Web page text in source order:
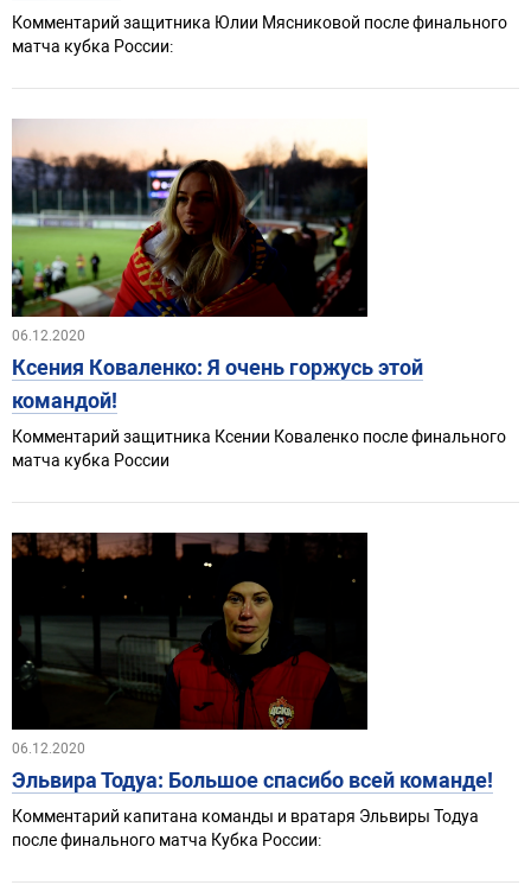
Комментарий защитника Юлии Мясниковой после финального
матча кубка России:
06.12.2020
Ксения Коваленко: Я очень горжусь этой
командой!
Комментарий защитника Ксении Коваленко после финального
матча кубка России
06.12.2020
Эльвира Тодуа: Большое спасибо всей команде!
Комментарий капитана команды и вратаря Эльвиры Тодуа
после финального матча Кубка России: